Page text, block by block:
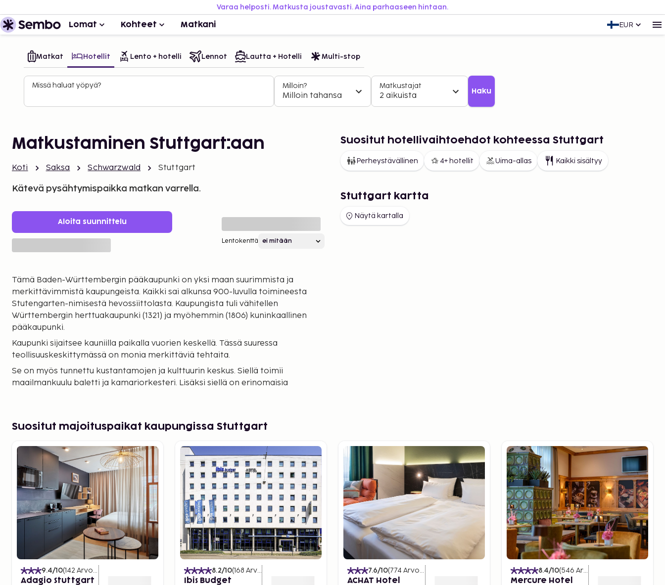
Varaa helposti. Matkusta joustavasti. Aina parhaaseen hintaan.
Lomat Kohteet Matkani EUR
Matkat Hotellit Lento + hotelli Lennot Lautta + Hotelli Multi-stop
Missä haluat yöpyä? Milloin?
Milloin tahansa
Matkustajat
2 aikuista Haku
Matkustaminen Stuttgart:aan
Koti Saksa Schwarzwald Stuttgart
Kätevä pysähtymispaikka matkan varrella.
Aloita suunnittelu
Lentokenttä
Tämä Baden-Württembergin pääkaupunki on yksi maan suurimmista ja
merkittävimmistä kaupungeista. Kaikki sai alkunsa 900-luvulla toimineesta
Stutengarten-nimisestä hevossiittolasta. Kaupungista tuli vähitellen
Württembergin herttuakaupunki (1321) ja myöhemmin (1806) kuninkaallinen
pääkaupunki.
Kaupunki sijaitsee kauniilla paikalla vuorien keskellä. Tässä suuressa
teollisuuskeskittymässä on monia merkittäviä tehtaita.
Se on myös tunnettu kustantamojen ja kulttuurin keskus. Siellä toimii
maailmankuulu baletti ja kamariorkesteri. Lisäksi siellä on erinomaisia
Suositut hotellivaihtoehdot kohteessa Stuttgart
Perheystävällinen 4+ hotellit Uima-allas Kaikki sisältyy
Stuttgart kartta
Näytä kartalla
Suositut majoituspaikat kaupungissa Stuttgart
9.4/10(142 Arvostelut
Adagio Stuttgart
8.2/10(168 Arvostelut
Ibis Budget
7.6/10(774 Arvostelut
ACHAT Hotel
8.4/10(546 Arvostelut
Mercure Hotel